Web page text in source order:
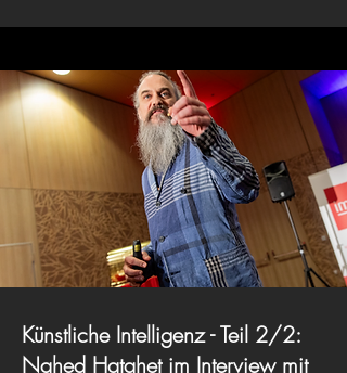
Künstliche Intelligenz - Teil 2/2:
Nahed Hatahet im Interview mit